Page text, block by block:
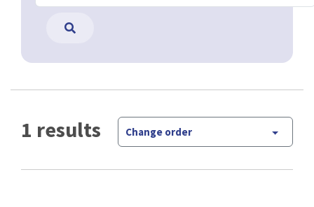
1 results Change order